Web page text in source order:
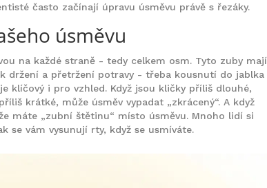
často začínají úpravu úsměvu právě s řezáky.
úsměvu
na každé straně - tedy celkem osm. Tyto zuby mají
držení a přetržení potravy - třeba kousnutí do jablka
klíčový i pro vzhled. Když jsou kličky příliš dlouhé,
krátké, může úsměv vypadat „zkrácený“. A když
máte „zubní štětinu“ místo úsměvu. Mnoho lidí si
se vám vysunují rty, když se usmíváte.